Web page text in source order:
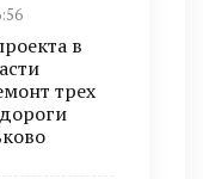
в
трех